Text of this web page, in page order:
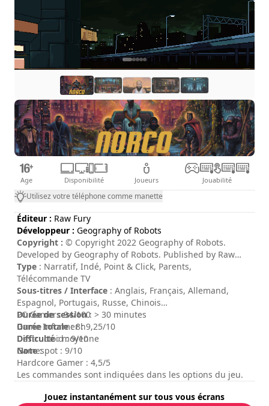
Age Disponibilité Joueurs Jouabilité
Utilisez votre téléphone comme manette
Éditeur : Raw Fury
Développeur : Geography of Robots
Copyright : © Copyright 2022 Geography of Robots.
Developed by Geography of Robots. Published by Raw
Fury AB. All Rights Reserved.
Type : Narratif, Indé, Point & Click, Parents,
Télécommande TV
Sous-titres / Interface : Anglais, Français, Allemand,
Espagnol, Portugais, Russe, Chinois
Durée de session: > 30 minutes
Durée totale: 8h
Difficulté: moyenne
Note:
PC Gamer : 94/100
Game Informer : 9,25/10
Destructoid : 9/10
Gamespot : 9/10
Hardcore Gamer : 4,5/5
Les commandes sont indiquées dans les options du jeu.
Jouez instantanément sur tous vous écrans